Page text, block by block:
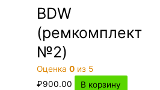
BDW
(ремкомплект
№2)
Оценка0 из 5
₽900.00 В корзину